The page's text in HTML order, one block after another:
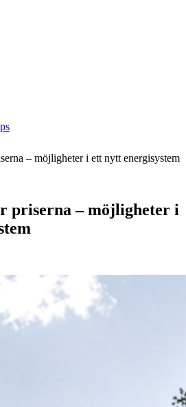
– möjligheter i ett nytt energisystem
priserna – möjligheter i